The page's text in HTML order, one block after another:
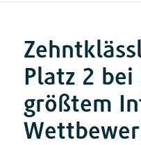
Platz 2 bei
größtem